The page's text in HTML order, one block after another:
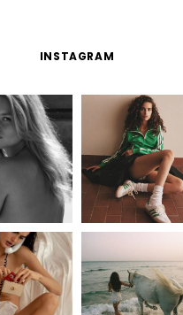
INSTAGRAM